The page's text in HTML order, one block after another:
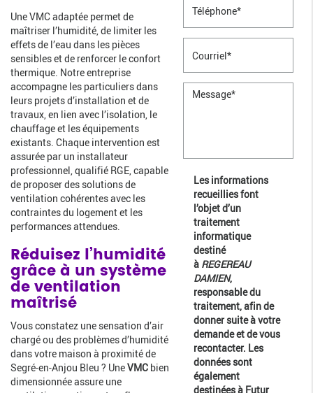
Une VMC adaptée permet de
maîtriser l’humidité, de limiter les
effets de l’eau dans les pièces
sensibles et de renforcer le confort
thermique. Notre entreprise
accompagne les particuliers dans
leurs projets d’installation et de
travaux, en lien avec l’isolation, le
chauffage et les équipements
existants. Chaque intervention est
assurée par un installateur
professionnel, qualifié RGE, capable
de proposer des solutions de
ventilation cohérentes avec les
contraintes du logement et les
performances attendues.
Réduisez l’humidité
grâce à un système
de ventilation
maîtrisé
Vous constatez une sensation d’air
chargé ou des problèmes d’humidité
dans votre maison à proximité de
Segré-en-Anjou Bleu ? UneVMC bien
dimensionnée assure une
Les informations
recueillies font
l’objet d’un
traitement
informatique
destiné
àREGEREAU
DAMIEN,
responsable du
traitement, afin de
donner suite à votre
demande et de vous
recontacter. Les
données sont
également
destinées à Futur